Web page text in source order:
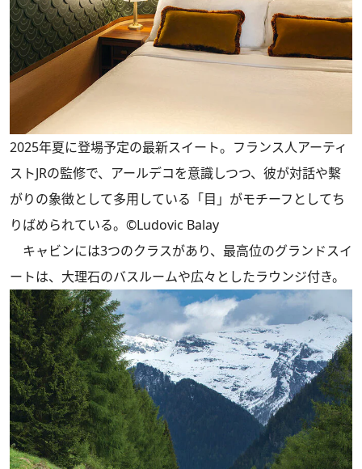
2025年夏に登場予定の最新スイート。フランス人アーティ
ストJRの監修で、アールデコを意識しつつ、彼が対話や繫
がりの象徴として多用している「目」がモチーフとしてち
りばめられている。©Ludovic Balay
キャビンには3つのクラスがあり、最高位のグランドスイ
ートは、大理石のバスルームや広々としたラウンジ付き。